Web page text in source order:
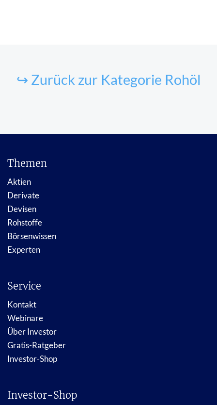
↪ Zurück zur Kategorie Rohöl
Themen
Aktien
Derivate
Devisen
Rohstoffe
Börsenwissen
Experten
Service
Kontakt
Webinare
Über Investor
Gratis-Ratgeber
Investor-Shop
Investor-Shop